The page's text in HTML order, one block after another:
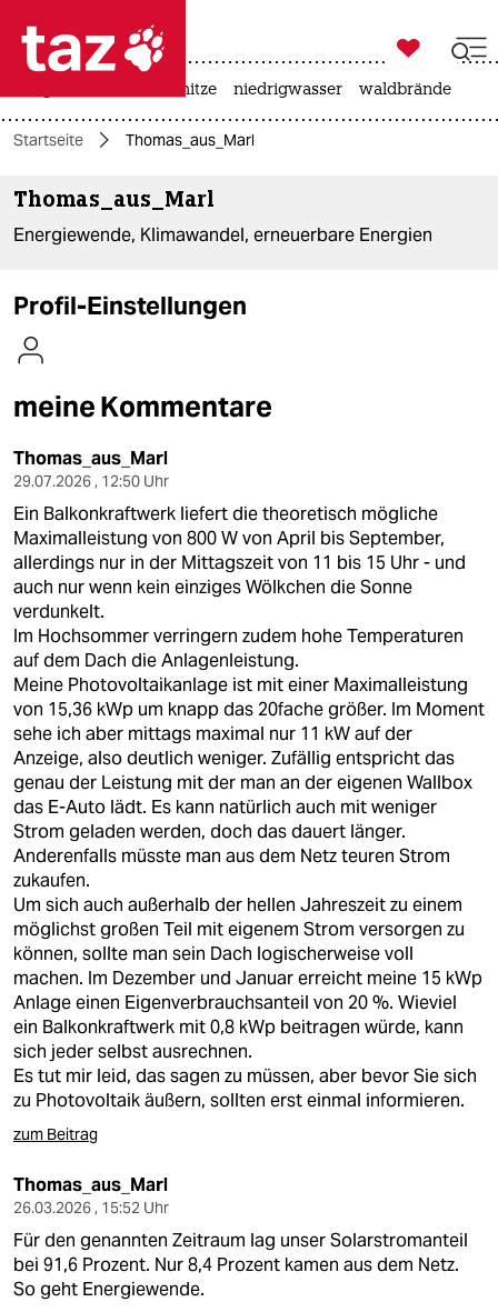
 taz zahl ich
taz zahl ich
themen
politik
öko
gesellschaft
kultur
sport
berlin
nord
wahrheit
verlag
verlag
veranstaltungen
shop
fragen & hilfe
unterstützen
abo
genossenschaft
epaper login

taz zahl ich
hitze niedrigwasser waldbrände
Startseite Thomas_aus_Marl
Thomas_aus_Marl
Energiewende, Klimawandel, erneuerbare Energien
Profil-Einstellungen
meine Kommentare
Thomas_aus_Marl
29.07.2026 , 12:50 Uhr
Ein Balkonkraftwerk liefert die theoretisch mögliche
Maximalleistung von 800 W von April bis September,
allerdings nur in der Mittagszeit von 11 bis 15 Uhr - und
auch nur wenn kein einziges Wölkchen die Sonne
verdunkelt.
Im Hochsommer verringern zudem hohe Temperaturen
auf dem Dach die Anlagenleistung.
Meine Photovoltaikanlage ist mit einer Maximalleistung
von 15,36 kWp um knapp das 20fache größer. Im Moment
sehe ich aber mittags maximal nur 11 kW auf der
Anzeige, also deutlich weniger. Zufällig entspricht das
genau der Leistung mit der man an der eigenen Wallbox
das E-Auto lädt. Es kann natürlich auch mit weniger
Strom geladen werden, doch das dauert länger.
Anderenfalls müsste man aus dem Netz teuren Strom
zukaufen.
Um sich auch außerhalb der hellen Jahreszeit zu einem
möglichst großen Teil mit eigenem Strom versorgen zu
können, sollte man sein Dach logischerweise voll
machen. Im Dezember und Januar erreicht meine 15 kWp
Anlage einen Eigenverbrauchsanteil von 20 %. Wieviel
ein Balkonkraftwerk mit 0,8 kWp beitragen würde, kann
sich jeder selbst ausrechnen.
Es tut mir leid, das sagen zu müssen, aber bevor Sie sich
zu Photovoltaik äußern, sollten erst einmal informieren.
zum Beitrag
Thomas_aus_Marl
26.03.2026 , 15:52 Uhr
Für den genannten Zeitraum lag unser Solarstromanteil
bei 91,6 Prozent. Nur 8,4 Prozent kamen aus dem Netz.
So geht Energiewende.